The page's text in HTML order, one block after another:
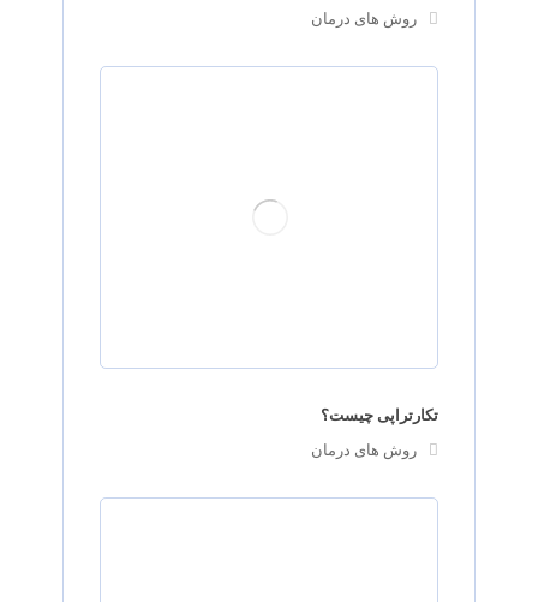
روش های درمان
تکارتراپی چیست؟
روش های درمان